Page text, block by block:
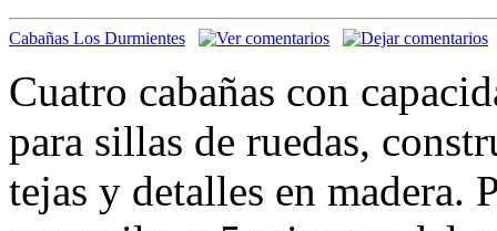
Cabañas Los Durmientes
Cuatro cabañas con
para sillas de ruedas,
tejas y detalles en madera.